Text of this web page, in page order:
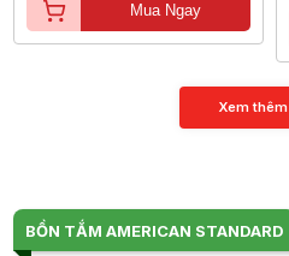
Mua Ngay
Xem thêm
BỒN TẮM AMERICAN STANDARD